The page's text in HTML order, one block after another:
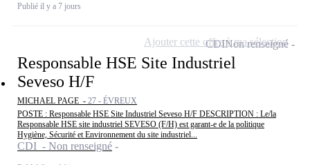
Publié il y a 7 jours
Responsable HSE Site Industriel
Seveso H/F
MICHAEL PAGE - 27 - ÉVREUX
POSTE : Responsable HSE Site Industriel Seveso H/F DESCRIPTION : Le/la
Responsable HSE site industriel SEVESO (F/H) est garant-e de la politique
Hygiène, Sécurité et Environnement du site industriel...
CDI - Non renseigné
CDINon renseigné
Ajouter cette offre à ma sélection